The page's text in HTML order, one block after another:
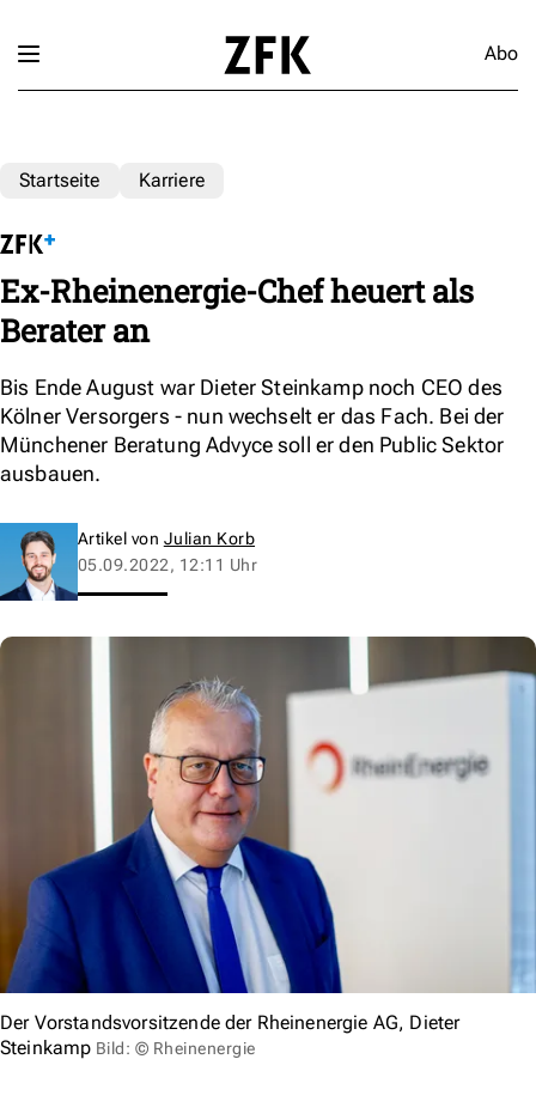
Abo
Startseite Karriere
Ex-Rheinenergie-Chef heuert als
Berater an
Bis Ende August war Dieter Steinkamp noch CEO des
Kölner Versorgers - nun wechselt er das Fach. Bei der
Münchener Beratung Advyce soll er den Public Sektor
ausbauen.
Artikel von Julian Korb
05.09.2022, 12:11 Uhr
Der Vorstandsvorsitzende der Rheinenergie AG, Dieter
Steinkamp Bild: © Rheinenergie